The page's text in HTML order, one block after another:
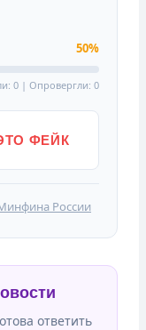
50%
0 | Опровергли: 0
ФЕЙК
России
ответить